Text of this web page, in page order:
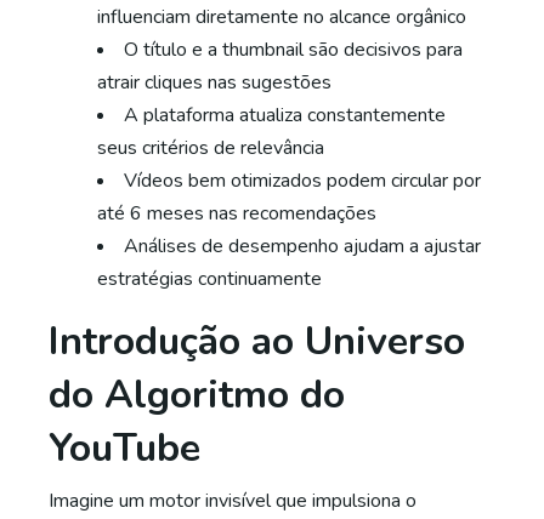
influenciam diretamente no alcance orgânico
O título e a thumbnail são decisivos para
atrair cliques nas sugestões
A plataforma atualiza constantemente
seus critérios de relevância
Vídeos bem otimizados podem circular por
até 6 meses nas recomendações
Análises de desempenho ajudam a ajustar
estratégias continuamente
Introdução ao Universo
do Algoritmo do
YouTube
Imagine um motor invisível que impulsiona o